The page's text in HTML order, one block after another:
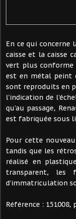
En ce qui
caisse et la caisse
vert plus conforme
est en métal peint
sont reproduits en
l’indication de
qu’au passage,
est fabriquée sous
Pour cette
tandis que les
réalisé en
transparent, les
d’immatriculation
Référence :